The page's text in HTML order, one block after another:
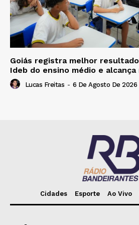
Goiás registra melhor
Ideb do ensino médio e
Lucas Freitas - 6 De Agosto De 2026
Cidades Esporte Ao Vivo